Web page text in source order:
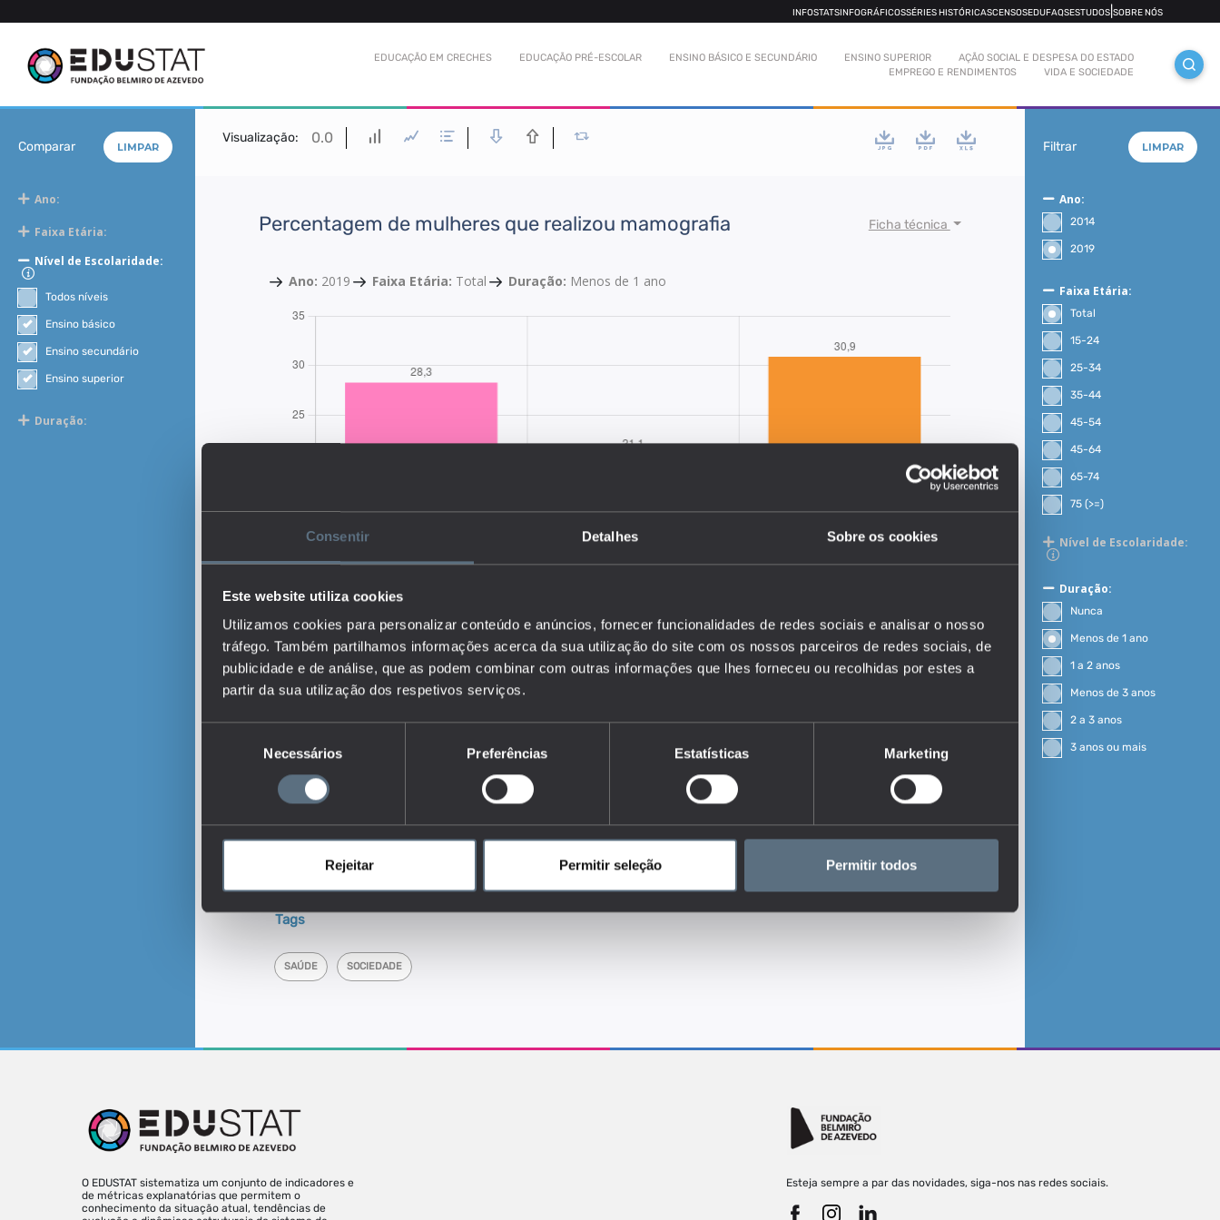
Consentir Detalhes Sobre os cookies
Este website utiliza cookies
Utilizamos cookies para personalizar conteúdo e anúncios, fornecer funcionalidades de redes sociais e analisar o nosso
tráfego. Também partilhamos informações acerca da sua utilização do site com os nossos parceiros de redes sociais, de
publicidade e de análise, que as podem combinar com outras informações que lhes forneceu ou recolhidas por estes a
partir da sua utilização dos respetivos serviços.
consentimento
Necessários Preferências Estatísticas Marketing
Rejeitar Permitir seleção Permitir todos
INFOSTATSINFOGRÁFICOSSÉRIES HISTÓRICASCENSOSEDUFAQSESTUDOS SOBRE NÓS
EDUCAÇÃO EM CRECHES EDUCAÇÃO PRÉ-ESCOLAR ENSINO BÁSICO E SECUNDÁRIO ENSINO SUPERIOR
AÇÃO SOCIAL E DESPESA DO ESTADO
EMPREGO E RENDIMENTOS
VIDA E SOCIEDADE
Comparar LIMPAR
Ano:
Faixa Etária:
Nível de Escolaridade:
Todos níveis
Ensino básico
Ensino secundário
Ensino superior
Duração:
Visualização: 0.0
Percentagem de mulheres que realizou mamografia Ficha técnica
Ano: 2019 Faixa Etária: Total Duração: Menos de 1 ano
Descrição:
O indicador representa a percentagem da população, por grupo etário e nível de
escolaridade, que que declara ter realizado uma mamografia considerando o último
Este é um dos indicadores do conjunto que responde às questões:
Em que medida a saúde, o bem-estar e o estilo de vida estão relacionados com a
Tags
SAÚDE SOCIEDADE
Filtrar LIMPAR
Ano:
2014
2019
Faixa Etária:
Total
15-24
25-34
35-44
45-54
45-64
65-74
75 (>=)
Nível de Escolaridade:
Duração:
Nunca
Menos de 1 ano
1 a 2 anos
Menos de 3 anos
2 a 3 anos
3 anos ou mais
O EDUSTAT sistematiza um conjunto de indicadores e
de métricas explanatórias que permitem o
conhecimento da situação atual, tendências de
Esteja sempre a par das novidades, siga-nos nas redes sociais.